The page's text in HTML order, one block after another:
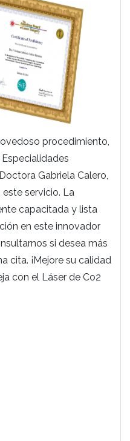
procedimiento,
Gabriela Calero,
servicio. La
capacitada y lista
en este innovador
si desea más
cita. ¡Mejore su calidad
con el Láser de Co2